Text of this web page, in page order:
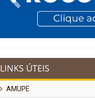
LINKS ÚTEIS
AMUPE